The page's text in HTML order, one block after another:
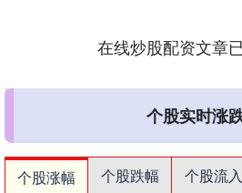
在线炒股配资文章
个股实时涨
个股涨幅 个股跌幅 个股流入